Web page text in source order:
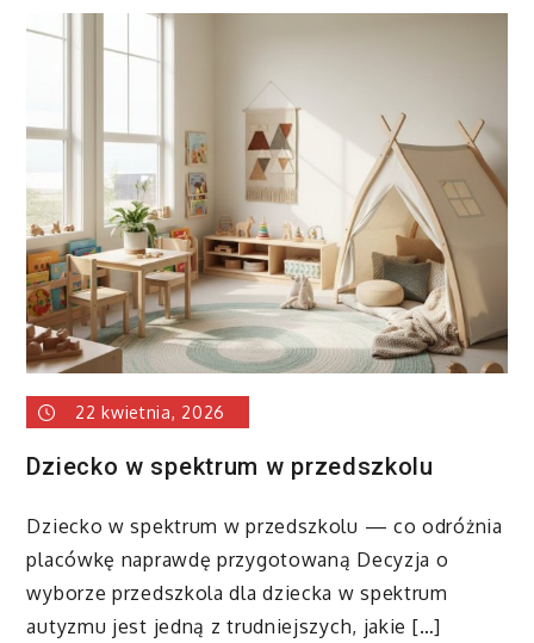
kuchnia
dla
najmłodszych
22 kwietnia, 2026
Dziecko w spektrum w przedszkolu
Dziecko w spektrum w przedszkolu — co odróżnia
placówkę naprawdę przygotowaną Decyzja o
wyborze przedszkola dla dziecka w spektrum
autyzmu jest jedną z trudniejszych, jakie […]